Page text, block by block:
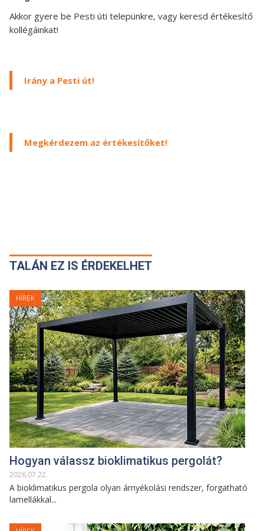
Akkor gyere be Pesti úti telepünkre, vagy keresd értékesítő
kollégáinkat!
Irány a Pesti út!
Megkérdezem az értékesítőket!
TALÁN EZ IS ÉRDEKELHET
HÍREK
Hogyan válassz bioklimatikus pergolát?
2026.07.22.
A bioklimatikus pergola olyan árnyékolási rendszer, forgatható
lamellákkal...